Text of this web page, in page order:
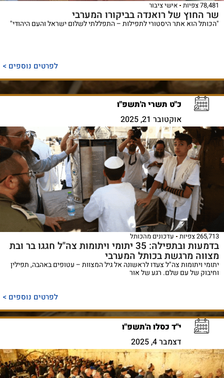
78,481 צפיות אישי ציבור
שר החוץ של רואנדה בביקורו המערבי
"הכותל הוא אתר היסטורי לתפילות – התפללתי לשלום ישראל והעם היהודי"
לפרטים נוספים >
כ"ט תשרי ה'תשפ"ו
אוקטובר 21, 2025
265,713 צפיות עדכונים מהכותל
בדמעות ובתפילה: 35 יתומי ויתומות צה"ל חגגו בר ובת
מצווה מרגשת בכותל המערבי
יתומי ויתומות צה"ל צעדו לראשונה אל גיל המצוות – עטופים באהבה, תפילין
וחיבוק של עם שלם. רגע של אור
לפרטים נוספים >
י"ד כסלו ה'תשפ"ו
דצמבר 4, 2025